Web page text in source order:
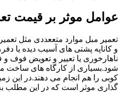
عوامل موثر بر قیمت
تعمیر مبل موارد متععددی مثل
و کاناپه پشتی های آسیب دیده یا
ناهارخوری یا تعییر و تعویض فوف
شود.بسیاری از کارگاه های ساخت
کوبی را هم انجام می دهند.در این
گذاری موثر است که در این مطلب